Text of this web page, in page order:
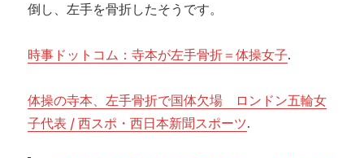
倒し、左手を骨折したそうです。
時事ドットコム：寺本が左手骨折＝体操女子.
体操の寺本、左手骨折で国体欠場 ロンドン五輪女
子代表 / 西スポ・西日本新聞スポーツ.